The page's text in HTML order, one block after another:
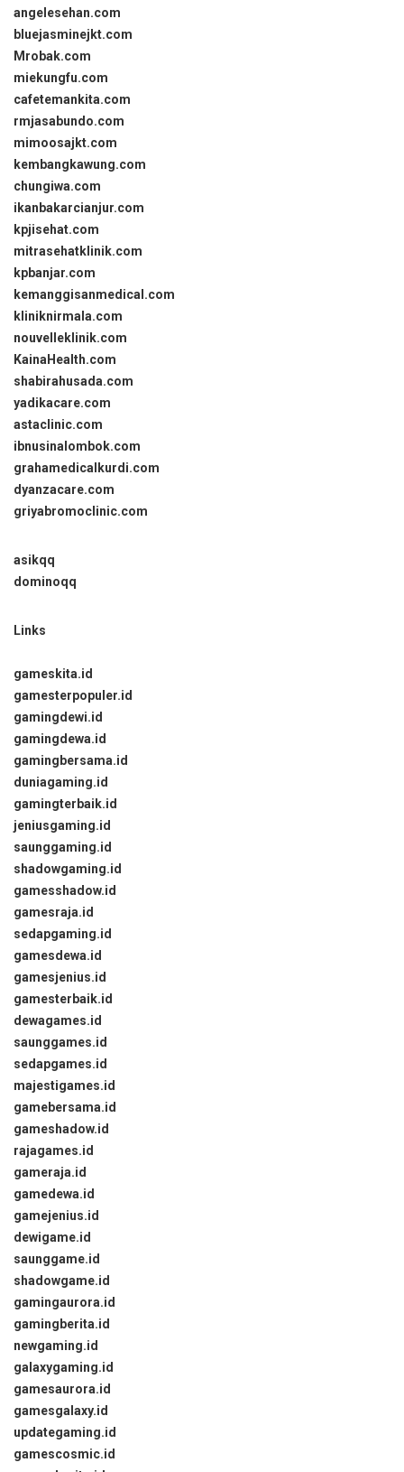
angelesehan.com
bluejasminejkt.com
Mrobak.com
miekungfu.com
cafetemankita.com
rmjasabundo.com
mimoosajkt.com
kembangkawung.com
chungiwa.com
ikanbakarcianjur.com
kpjisehat.com
mitrasehatklinik.com
kpbanjar.com
kemanggisanmedical.com
kliniknirmala.com
nouvelleklinik.com
KainaHealth.com
shabirahusada.com
yadikacare.com
astaclinic.com
ibnusinalombok.com
grahamedicalkurdi.com
dyanzacare.com
griyabromoclinic.com
asikqq
dominoqq
Links
gameskita.id
gamesterpopuler.id
gamingdewi.id
gamingdewa.id
gamingbersama.id
duniagaming.id
gamingterbaik.id
jeniusgaming.id
saunggaming.id
shadowgaming.id
gamesshadow.id
gamesraja.id
sedapgaming.id
gamesdewa.id
gamesjenius.id
gamesterbaik.id
dewagames.id
saunggames.id
sedapgames.id
majestigames.id
gamebersama.id
gameshadow.id
rajagames.id
gameraja.id
gamedewa.id
gamejenius.id
dewigame.id
saunggame.id
shadowgame.id
gamingaurora.id
gamingberita.id
newgaming.id
galaxygaming.id
gamesaurora.id
gamesgalaxy.id
updategaming.id
gamescosmic.id